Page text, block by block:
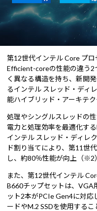
第12世代インテル Core プ
Efficient-coreの性能の違う2
く異なる構造を持ち、新開
るインテル スレッド・ディ
能ハイブリッド・アーキテク
処理やシングルスレッドの
電力と処理効率を最適化す
インテル スレッド・ディレ
ド割り当てにより、第11世
し、約80％性能が向上（※2
また、第12世代インテル
B660チップセットは、VGA
ット2本がPCIe Gen4に対応
ードやM.2 SSDを使用する